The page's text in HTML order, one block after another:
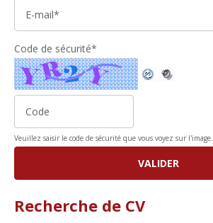
Code de sécurité*
Veuillez saisir le code de sécurité que vous voyez sur l'image.
Recherche de CV